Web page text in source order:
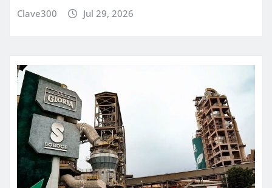
Clave300 Jul 29, 2026